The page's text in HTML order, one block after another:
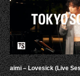
aimi – Lovesick (Live